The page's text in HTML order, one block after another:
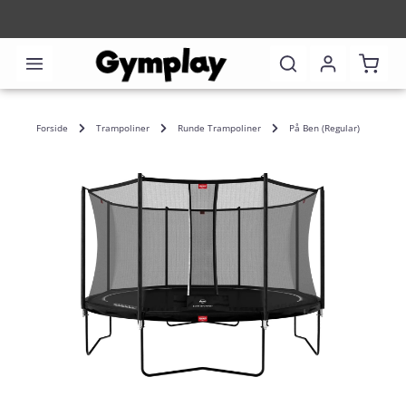
Forside Trampoliner Runde Trampoliner På Ben (Regular)
Spring over billedgalleri